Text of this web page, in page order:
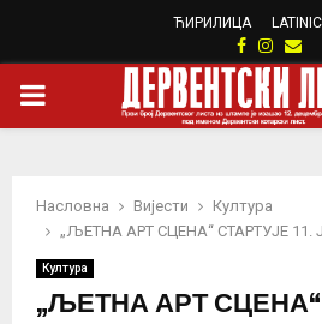
ЋИРИЛИЦА
Facebook
PRIMARY
Насловна Вијести
Култура
„ЉЕТНА АРТ СЦЕНА“ СТАРТУЈЕ 11.
Култура
„ЉЕТНА АРТ